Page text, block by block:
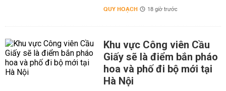
QUY HOẠCH 18 giờ trước
Khu vực Công viên Cầu
Giấy sẽ là điểm bắn pháo
hoa và phố đi bộ mới tại
Hà Nội